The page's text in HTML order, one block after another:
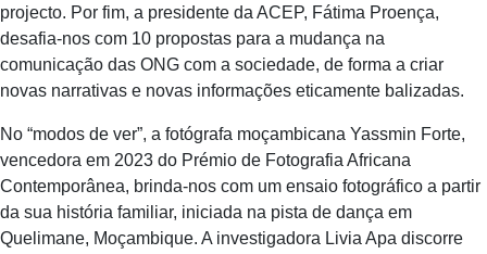
projecto. Por fim, a presidente da ACEP, Fátima Proença,
desafia-nos com 10 propostas para a mudança na
comunicação das ONG com a sociedade, de forma a criar
novas narrativas e novas informações eticamente balizadas.
No “modos de ver”, a fotógrafa moçambicana Yassmin Forte,
vencedora em 2023 do Prémio de Fotografia Africana
Contemporânea, brinda-nos com um ensaio fotográfico a partir
da sua história familiar, iniciada na pista de dança em
Quelimane, Moçambique. A investigadora Livia Apa discorre